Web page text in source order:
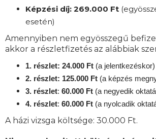
Képzési díj: 269.000 Ft
esetén)
Amennyiben nem egyösszegű
akkor a részletfizetés az alábbiak
1. részlet: 24.000 Ft (a jelentkezéskor)
2. részlet: 125.000 Ft (a képzés
3. részlet: 60.000 Ft (a negyedik
4. részlet: 60.000 Ft (a nyolcadik
A házi vizsga költsége: 30.000 Ft.